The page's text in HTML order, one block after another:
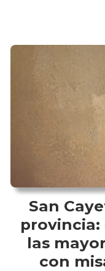
San
las
con